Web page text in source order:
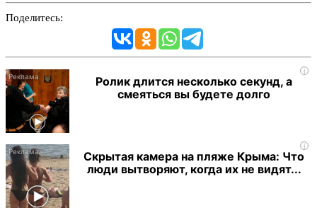
Поделитесь:
i
Ролик длится несколько секунд, а
смеяться вы будете долго
i
Скрытая камера на пляже Крыма: Что
люди вытворяют, когда их не видят...